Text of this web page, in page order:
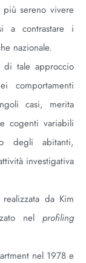
sereno vivere
a contrastare i
nazionale.
tale approccio
comportamenti
casi, merita
cogenti variabili
degli abitanti,
investigativa
da Kim
nel profiling
nel 1978 e